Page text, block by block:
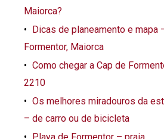
Maiorca?
Dicas de planeamento e mapa
Formentor, Maiorca
Como chegar a Cap de
2210
Os melhores miradouros da
– de carro ou de bicicleta
Playa de Formentor – praia